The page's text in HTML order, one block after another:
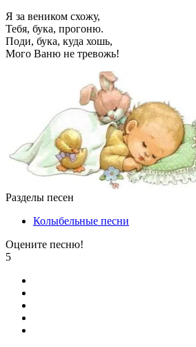
Я за веником схожу,
Тебя, бука, прогоню.
Поди, бука, куда хошь,
Мого Ваню не тревожь!
Разделы песен
Колыбельные песни
Оцените песню!
5